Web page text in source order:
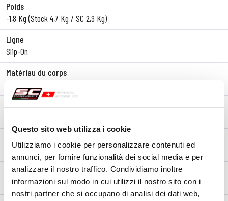
Questo sito web utilizza i cookie
Utilizziamo i cookie per personalizzare contenuti ed
annunci, per fornire funzionalità dei social media e per
analizzare il nostro traffico. Condividiamo inoltre
informazioni sul modo in cui utilizzi il nostro sito con i
nostri partner che si occupano di analisi dei dati web,
Poids
-1,8 Kg (Stock 4,7 Kg / SC 2,9 Kg)
Ligne
Slip-On
Matériau du corps
Matériau de embout
Acier inoxydable AISI 304
Type de Fixation
Support